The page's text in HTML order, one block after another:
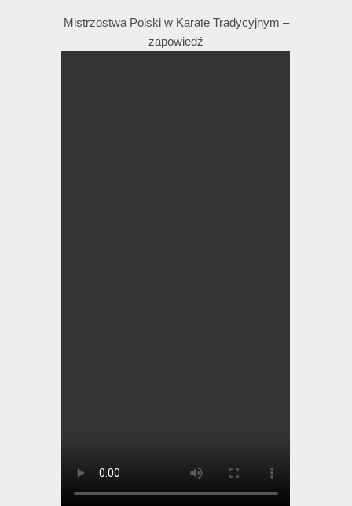
Mistrzostwa Polski w Karate Tradycyjnym –
zapowiedź